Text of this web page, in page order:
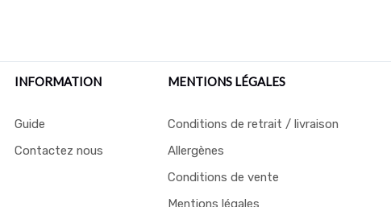
INFORMATION
Guide
Contactez nous
MENTIONS LÉGALES
Conditions de retrait / livraison
Allergènes
Conditions de vente
Mentions légales